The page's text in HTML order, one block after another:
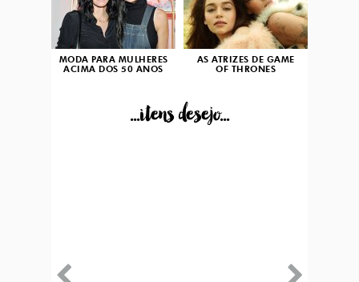
MODA PARA MULHERES
ACIMA DOS 50 ANOS
AS ATRIZES DE GAME
OF THRONES
...itens desejo...